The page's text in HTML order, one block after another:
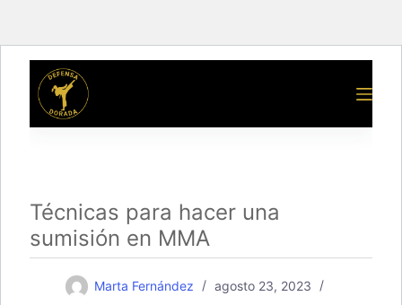
Saltar
al
contenido
Técnicas para hacer una
sumisión en MMA
Marta Fernández agosto 23, 2023